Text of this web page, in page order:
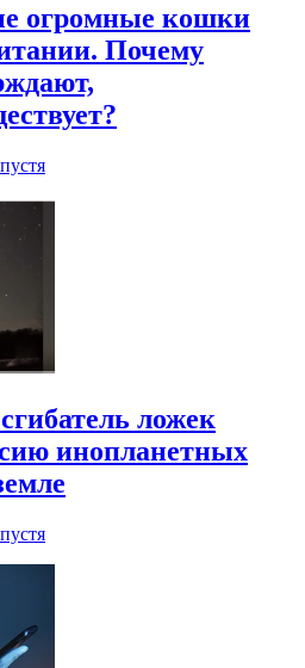
огромные кошки
Почему
ложек
инопланетных